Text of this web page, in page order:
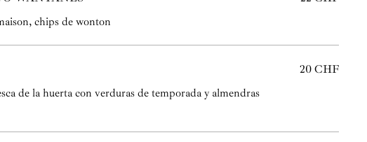
chips de wonton
de la huerta con verduras de temporada y almendras
20 CHF